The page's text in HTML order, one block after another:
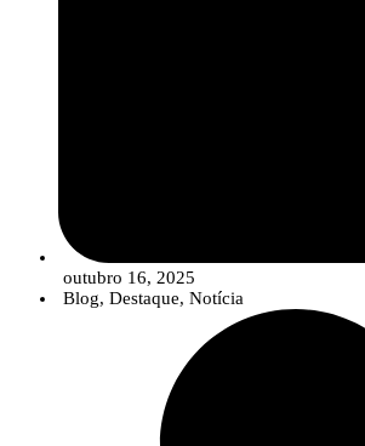
outubro 16, 2025
Blog, Destaque, Notícia